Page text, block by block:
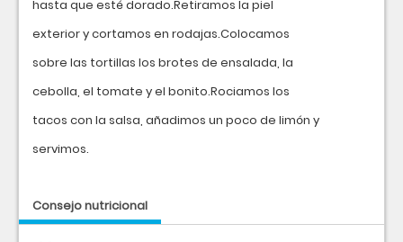
hasta que esté dorado.Retiramos la piel
exterior y cortamos en rodajas.Colocamos
sobre las tortillas los brotes de ensalada, la
cebolla, el tomate y el bonito.Rociamos los
tacos con la salsa, añadimos un poco de limón y
servimos.
Consejo nutricional